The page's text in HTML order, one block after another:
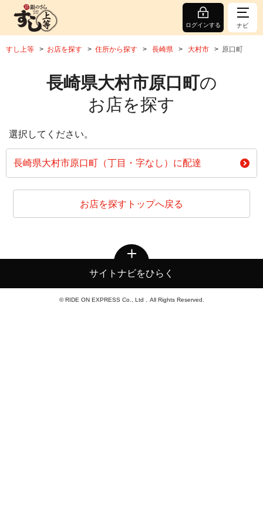
ログインする ナビ
すし上等 お店を探す 住所から探す 長崎県 大村市 原口町
長崎県大村市原口町の
お店を探す
選択してください。
長崎県大村市原口町（丁目・字なし）に配達
お店を探すトップへ戻る
サイトナビをひらく
© RIDE ON EXPRESS Co., Ltd．All Rights Reserved.